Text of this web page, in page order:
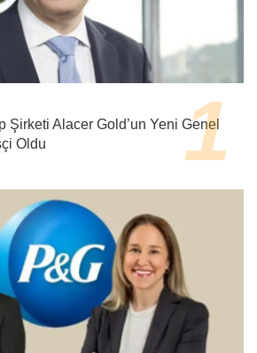
Şirketi Alacer Gold’un Yeni Genel
Oldu